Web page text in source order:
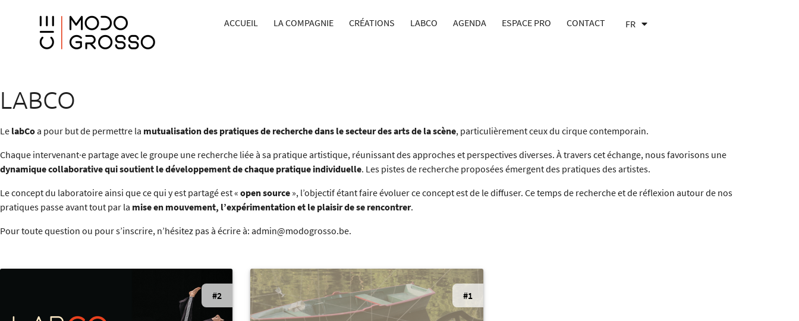
ACCUEIL LA COMPAGNIE CRÉATIONS LABCO AGENDA ESPACE PRO CONTACT FR
EN
LABCO
Le labCoa pour but de permettre la mutualisation des pratiques de recherchedans le secteur desarts de la scène, particulièrement ceux du cirque contemporain.
Chaque intervenant·e partage avec le groupe une recherche liée à sa pratique artistique, réunissant desapproches et perspectives diverses. À travers cet échange, nous favorisons une
dynamique collaborativequi soutient le développement de chaque pratique individuelle. Les pistes de recherche proposées émergent des pratiques des artistes.
Le concept du laboratoire ainsi que ce qui y est partagé est « open source », l’objectif étant faire évoluer ce concept est de le diffuser. Ce temps de recherche et de réflexion autour de nos
pratiques passe avant tout par la mise en mouvement, l’expérimentation et le plaisir de se rencontrer.
Pour toute question ou pour s’inscrire, n’hésitez pas à écrire à: admin@modogrosso.be.
#2 #1